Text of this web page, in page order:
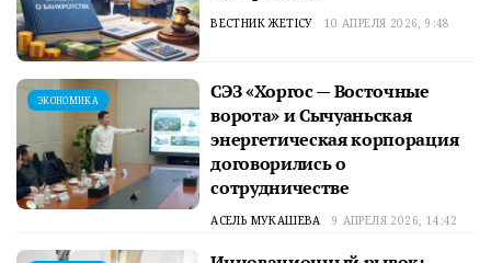
ВЕСТНИК ЖЕТІСУ 10 АПРЕЛЯ 2026, 9:48
ЭКОНОМИКА
СЭЗ «Хоргос — Восточные
ворота» и Сычуаньская
энергетическая корпорация
договорились о
сотрудничестве
АСЕЛЬ МУКАШЕВА 9 АПРЕЛЯ 2026, 14:42